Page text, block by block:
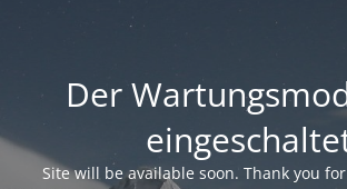
Der
Site will be available soon. Thank you